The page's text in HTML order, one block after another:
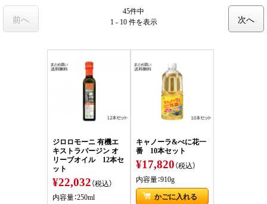
45件中
1 - 10 件を表示
前へ 次へ
ジロロモーニ 有機エ
キストラバージン オ
リーブオイル 12本セ
ット
¥22,032（税込）
内容量：250ml
キャノーラ&べに花一
番 10本セット
¥17,820（税込）
内容量：910g
かごに入れる